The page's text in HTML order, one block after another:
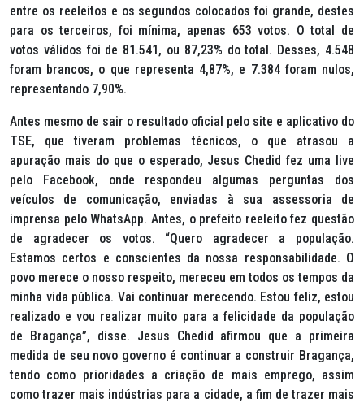
entre os reeleitos e os segundos colocados foi grande, destes
para os terceiros, foi mínima, apenas 653 votos. O total de
votos válidos foi de 81.541, ou 87,23% do total. Desses, 4.548
foram brancos, o que representa 4,87%, e 7.384 foram nulos,
representando 7,90%.
Antes mesmo de sair o resultado oficial pelo site e aplicativo do
TSE, que tiveram problemas técnicos, o que atrasou a
apuração mais do que o esperado, Jesus Chedid fez uma live
pelo Facebook, onde respondeu algumas perguntas dos
veículos de comunicação, enviadas à sua assessoria de
imprensa peloWhatsApp. Antes, o prefeito reeleito fez questão
de agradecer os votos. “Quero agradecer a população.
Estamos certos e conscientes da nossa responsabilidade. O
povo merece o nosso respeito, mereceu em todos os tempos da
minha vida pública. Vai continuar merecendo. Estou feliz, estou
realizado e vou realizar muito para a felicidade da população
de Bragança”, disse. Jesus Chedid afirmou que a primeira
medida de seu novo governo é continuar a construir Bragança,
tendo como prioridades a criação de mais emprego, assim
como trazer mais indústrias para a cidade, a fim de trazer mais